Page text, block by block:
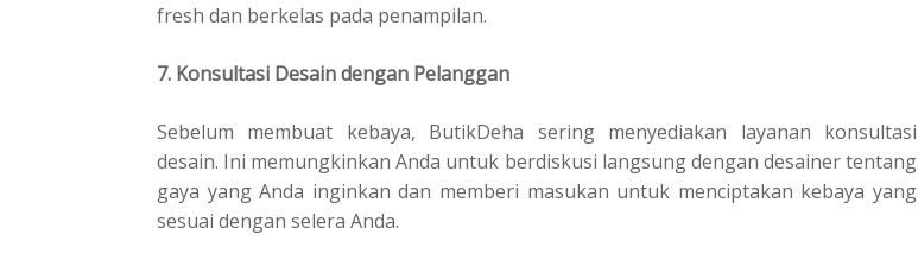
fresh dan berkelas pada penampilan.
7. Konsultasi Desain dengan Pelanggan
Sebelum membuat kebaya, ButikDeha sering menyediakan layanan konsultasi
desain. Ini memungkinkan Anda untuk berdiskusi langsung dengan desainer tentang
gaya yang Anda inginkan dan memberi masukan untuk menciptakan kebaya yang
sesuai dengan selera Anda.